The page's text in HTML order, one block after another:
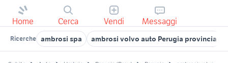
Home Cerca Vendi Messaggi
Ricerche ambrosi spa ambrosi volvo auto Perugia provincia